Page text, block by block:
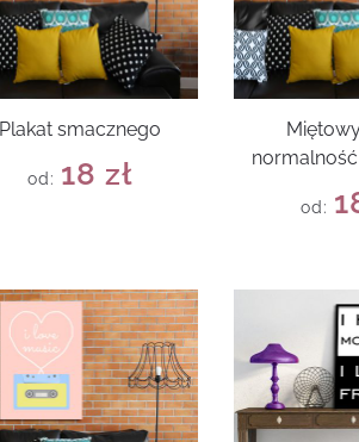
Plakat smacznego
od: 18 zł
od: